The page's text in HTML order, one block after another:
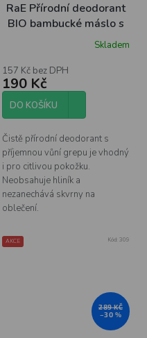
RaE Přírodní deodorant
BIO bambucké máslo s
vůní grepu, 25mlSkladem
157 Kč bez DPH
190 Kč
DO KOŠÍKU
Čistě přírodní deodorant s
příjemnou vůní grepu je vhodný
i pro citlivou pokožku.
Neobsahuje hliník a
nezanechává skvrny na
oblečení.
AKCE
289 KČ
–30 %
Kód: 309